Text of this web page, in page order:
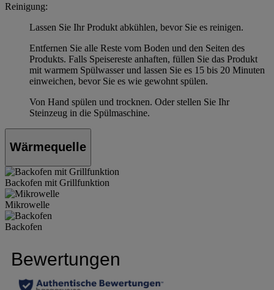
Reinigung:
Lassen Sie Ihr Produkt abkühlen, bevor Sie es reinigen.
Entfernen Sie alle Reste vom Boden und den Seiten des
Produkts. Falls Speisereste anhaften, füllen Sie das Produkt
mit warmem Spülwasser und lassen Sie es 15 bis 20 Minuten
einweichen, bevor Sie es wie gewohnt spülen.
Von Hand spülen und trocknen. Oder stellen Sie Ihr
Steinzeug in die Spülmaschine.
Wärmequelle
Backofen mit Grillfunktion
Mikrowelle
Backofen